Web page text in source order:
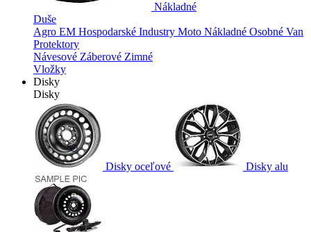
Nákladné
Duše
Agro EM Hospodarské Industry Moto Nákladné Osobné Van
Protektory
Návesové Záberové Zimné
Vložky
Disky
Disky
Disky oceľové Disky alu